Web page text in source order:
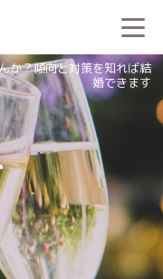
か？傾向と対策を知れば結
婚できます